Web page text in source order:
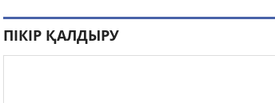
ПІКІР ҚАЛДЫРУ